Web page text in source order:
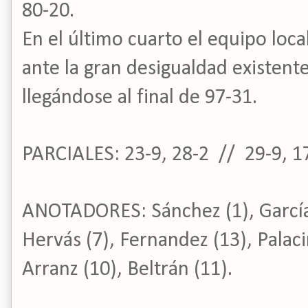
80-20.
En el último cuarto el equipo
ante la gran desigualdad
llegándose al final de 97-31.
PARCIALES: 23-9, 28-2 // 29-9,
ANOTADORES: Sánchez (1),
Hervás (7), Fernandez (13),
Arranz (10), Beltrán (11).